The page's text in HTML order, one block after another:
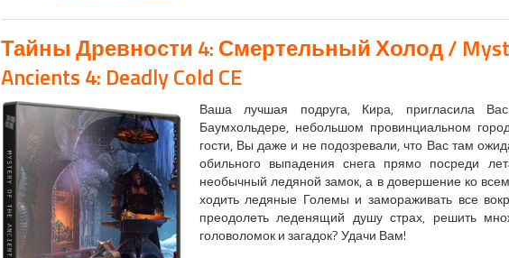
Тайны Древности 4: Смертельный Холод /
Ancients 4: Deadly Cold CE
Ваша лучшая подруга, Кира, пригласила
Баумхольдере, небольшом провинциальном
гости, Вы даже и не подозревали, что Вас там
обильного выпадения снега прямо посреди
необычный ледяной замок, а в довершение ко
ходить ледяные Големы и замораживать все
преодолеть леденящий душу страх, решить
головоломок и загадок? Удачи Вам!